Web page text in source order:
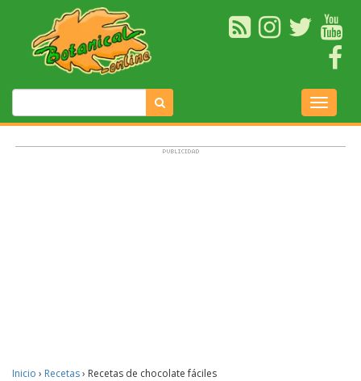
Inicio › Recetas› Recetas de chocolate fáciles